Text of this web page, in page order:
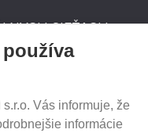
SIEŤACH
Vás informuje, že
informácie